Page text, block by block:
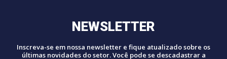
NEWSLETTER
Inscreva-se em nossa newsletter e fique atualizado sobre os
últimas novidades do setor. Você pode se descadastrar a